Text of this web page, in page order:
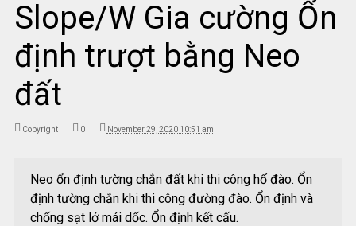
Slope/W Gia cường Ổn
định trượt bằng Neo
đất
Copyright 0 November 29, 2020 10:51 am
Neo ổn định tường chắn đất khi thi công hố đào. Ổn
định tường chắn khi thi công đường đào. Ổn định và
chống sạt lở mái dốc. Ổn định kết cấu.